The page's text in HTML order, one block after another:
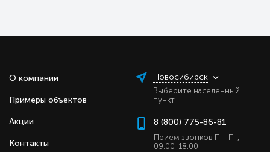
О компании
Примеры объектов
Акции
Контакты
Новосибирск
Выберите населенный
пункт
8 (800) 775-86-81
Прием звонков Пн-Пт,
09:00-18:00